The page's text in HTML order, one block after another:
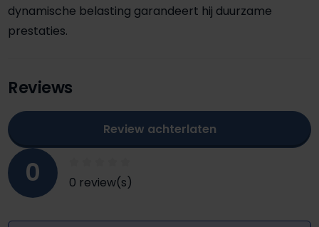
dynamische belasting garandeert hij duurzame
prestaties.
Reviews
0 0 review(s)
Review achterlaten